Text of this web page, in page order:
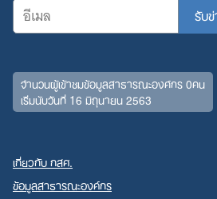
จำนวนผู้เข้าชมข้อมูลสาธารณะองค์กร 0คน
เริ่มนับวันที่ 16 มิถุนายน 2563
เกี่ยวกับ กสศ.
ข้อมูลสาธารณะองค์กร